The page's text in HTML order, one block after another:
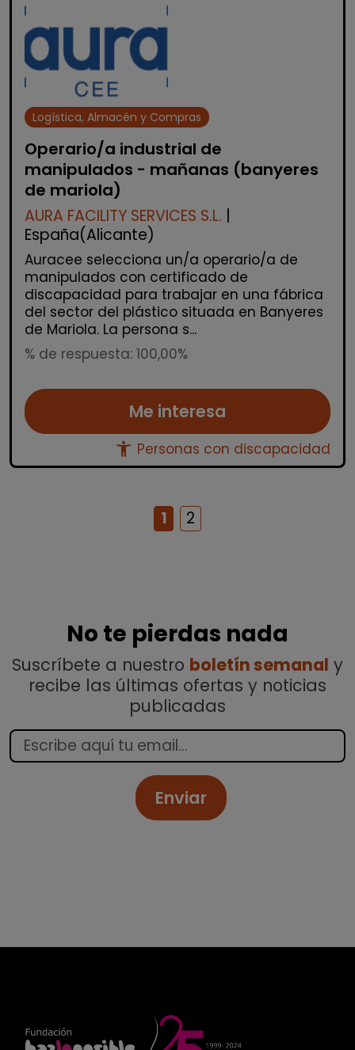
Logística, Almacén y Compras
Operario/a industrial de
manipulados - mañanas (banyeres
de mariola)
AURA FACILITY SERVICES S.L.
España(Alicante)
Auracee selecciona un/a operario/a de
manipulados con certificado de
discapacidad para trabajar en una fábrica
del sector del plástico situada en Banyeres
de Mariola. La persona s...
% de respuesta: 100,00%
Me interesa
accessibility_new Personas con discapacidad
1 2
No te pierdas nada
Suscríbete a nuestro boletín semanal y
recibe las últimas ofertas y noticias
publicadas
Enviar